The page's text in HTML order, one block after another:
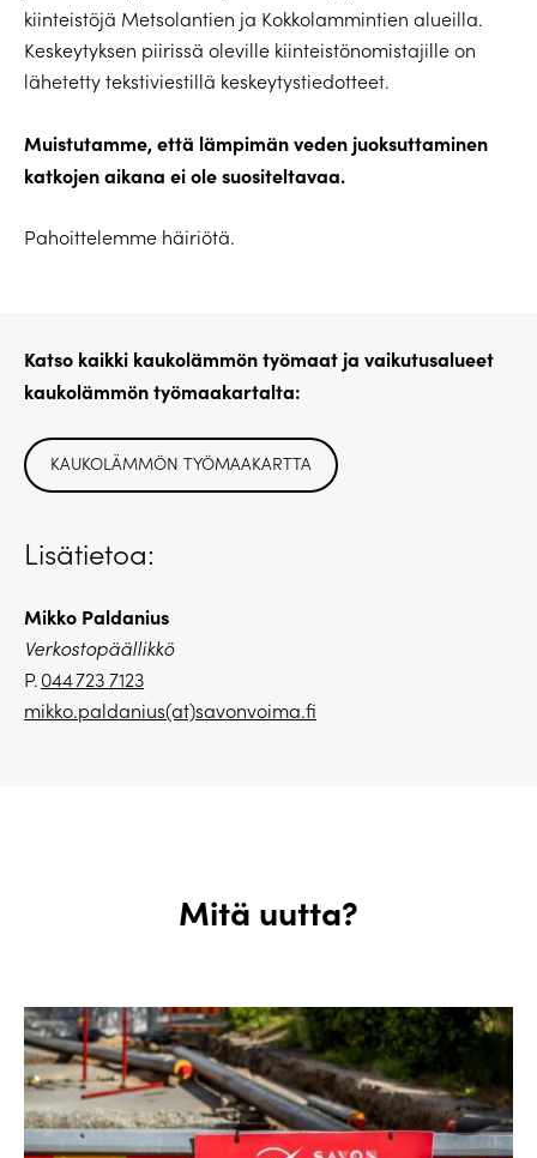
kiinteistöjä Metsolantien ja Kokkolammintien alueilla.
Keskeytyksen piirissä oleville kiinteistönomistajille on
lähetetty tekstiviestillä keskeytystiedotteet.
Muistutamme, että lämpimän veden juoksuttaminen
katkojen aikana ei ole suositeltavaa.
Pahoittelemme häiriötä.
Katso kaikki kaukolämmön työmaat ja vaikutusalueet
kaukolämmön työmaakartalta:
KAUKOLÄMMÖN TYÖMAAKARTTA
Lisätietoa:
Mikko Paldanius
Verkostopäällikkö
P.044 723 7123
mikko.paldanius(at)savonvoima.fi
Mitä uutta?